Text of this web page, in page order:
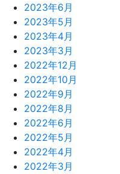
2023年6月
2023年5月
2023年4月
2023年3月
2022年12月
2022年10月
2022年9月
2022年8月
2022年6月
2022年5月
2022年4月
2022年3月